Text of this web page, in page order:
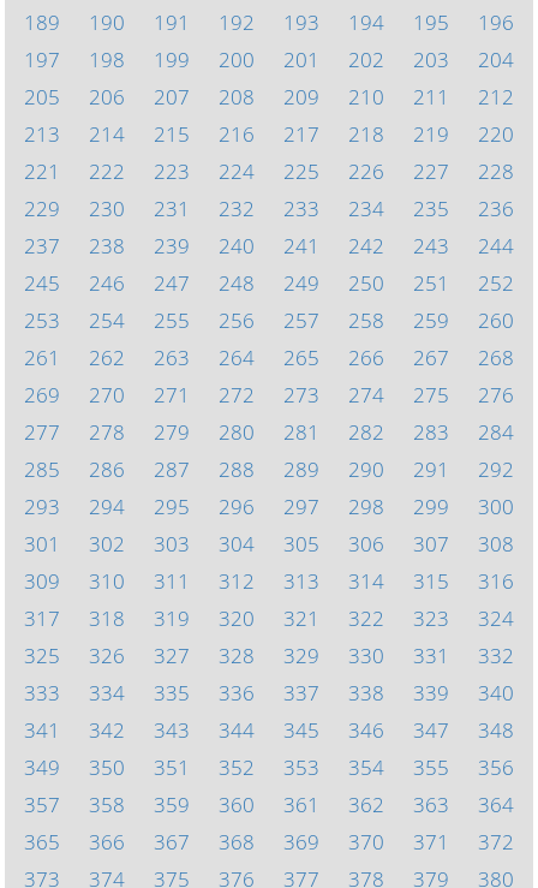
189
190 191 192 193 194 195
196
197
198 199 200 201 202 203
204
205
206 207 208 209 210 211
212
213
214 215 216 217 218 219
220
221
222 223 224 225 226 227
228
229
230 231 232 233 234 235
236
237
238 239 240 241 242 243
244
245
246 247 248 249 250 251
252
253
254 255 256 257 258 259
260
261
262 263 264 265 266 267
268
269
270 271 272 273 274 275
276
277
278 279 280 281 282 283
284
285
286 287 288 289 290 291
292
293
294 295 296 297 298 299
300
301
302 303 304 305 306 307
308
309
310 311 312 313 314 315
316
317
318 319 320 321 322 323
324
325
326 327 328 329 330 331
332
333
334 335 336 337 338 339
340
341
342 343 344 345 346 347
348
349
350 351 352 353 354 355
356
357
358 359 360 361 362 363
364
365
366 367 368 369 370 371
372
373
374 375 376 377 378 379 380